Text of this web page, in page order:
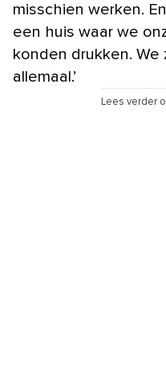
misschien werken.
een huis waar we
konden drukken. We
allemaal.’
Lees verder